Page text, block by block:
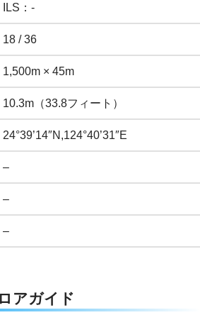
ILS：-
18 / 36
1,500m × 45m
10.3m（33.8フィート）
24°39’14″N,124°40’31″E
–
–
–
アガイド